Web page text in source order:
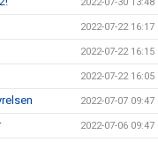
2022-07-22 16:17
2022-07-22 16:15
2022-07-22 16:05
2022-07-07 09:47
2022-07-06 09:47